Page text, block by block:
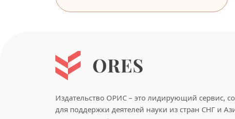
Издательство ОРИС – это лидирующий сервис,
для поддержки деятелей науки из стран СНГ и